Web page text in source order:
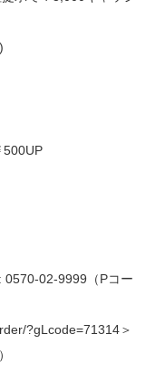
500UP
02-9999（Pコー
?gLcode=71314＞